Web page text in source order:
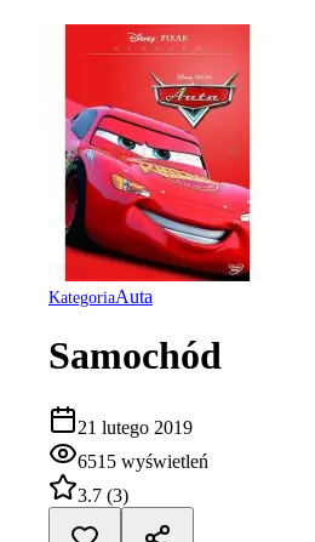
KategoriaAuta
Samochód
21 lutego 2019
6515 wyświetleń
3.7 (3)